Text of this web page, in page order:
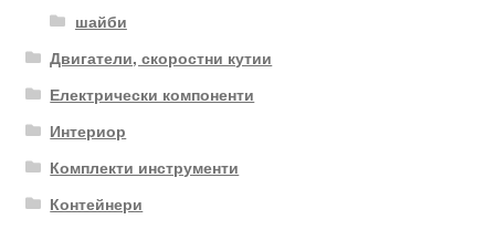
шайби
Двигатели, скоростни кутии
Електрически компоненти
Интериор
Комплекти инструменти
Контейнери